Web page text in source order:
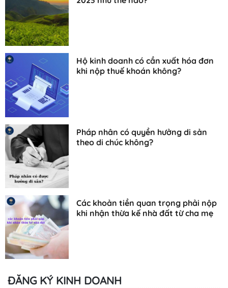
Hộ kinh doanh có cần xuất hóa đơn
khi nộp thuế khoán không?
Pháp nhân có quyền hưởng di sản
theo di chúc không?
Các khoản tiền quan trọng phải nộp
khi nhận thừa kế nhà đất từ cha mẹ
ĐĂNG KÝ KINH DOANH